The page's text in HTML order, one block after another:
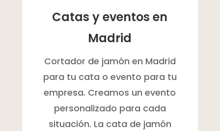
Catas y eventos en
Madrid
Cortador de jamón en Madrid
para tu cata o evento para tu
empresa. Creamos un evento
personalizado para cada
situación. La cata de jamón